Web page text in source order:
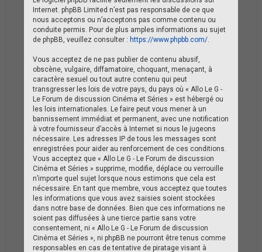
Internet. phpBB Limited n’est pas responsable de ce que
nous acceptons ou n’acceptons pas comme contenu ou
conduite permis. Pour de plus amples informations au sujet
de phpBB, veuillez consulter : https://www.phpbb.com/.
Vous acceptez de ne pas publier de contenu abusif,
obscène, vulgaire, diffamatoire, choquant, menaçant, à
caractère sexuel ou tout autre contenu qui peut
transgresser les lois de votre pays, du pays où « Allo Le G -
Le Forum de discussion Cinéma et Séries » est hébergé ou
les lois internationales. Le faire peut vous mener à un
bannissement immédiat et permanent, avec une notification
à votre fournisseur d’accès à Internet si nous le jugeons
nécessaire. Les adresses IP de tous les messages sont
enregistrées pour aider au renforcement de ces conditions.
Vous acceptez que « Allo Le G - Le Forum de discussion
Cinéma et Séries » supprime, modifie, déplace ou verrouille
n’importe quel sujet lorsque nous estimons que cela est
nécessaire. En tant que membre, vous acceptez que toutes
les informations que vous avez saisies soient stockées
dans notre base de données. Bien que ces informations ne
soient pas diffusées à une tierce partie sans votre
consentement, ni « Allo Le G - Le Forum de discussion
Cinéma et Séries », ni phpBB ne pourront être tenus comme
responsables en cas de tentative de piratage visant à